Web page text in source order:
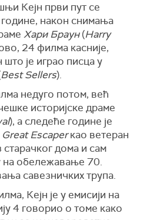
Кејн први пут се
након снимања
Хари Браун(Harry
24 филма касније,
је играо писца у
Best Sellers).
недуго потом, већ
историјске драме
), а следеће године је
Great Escaperкао ветеран
дома и сам
на обележавање 70.
савезничких трупа.
Кејн је у емисији на
4 говорио о томе како